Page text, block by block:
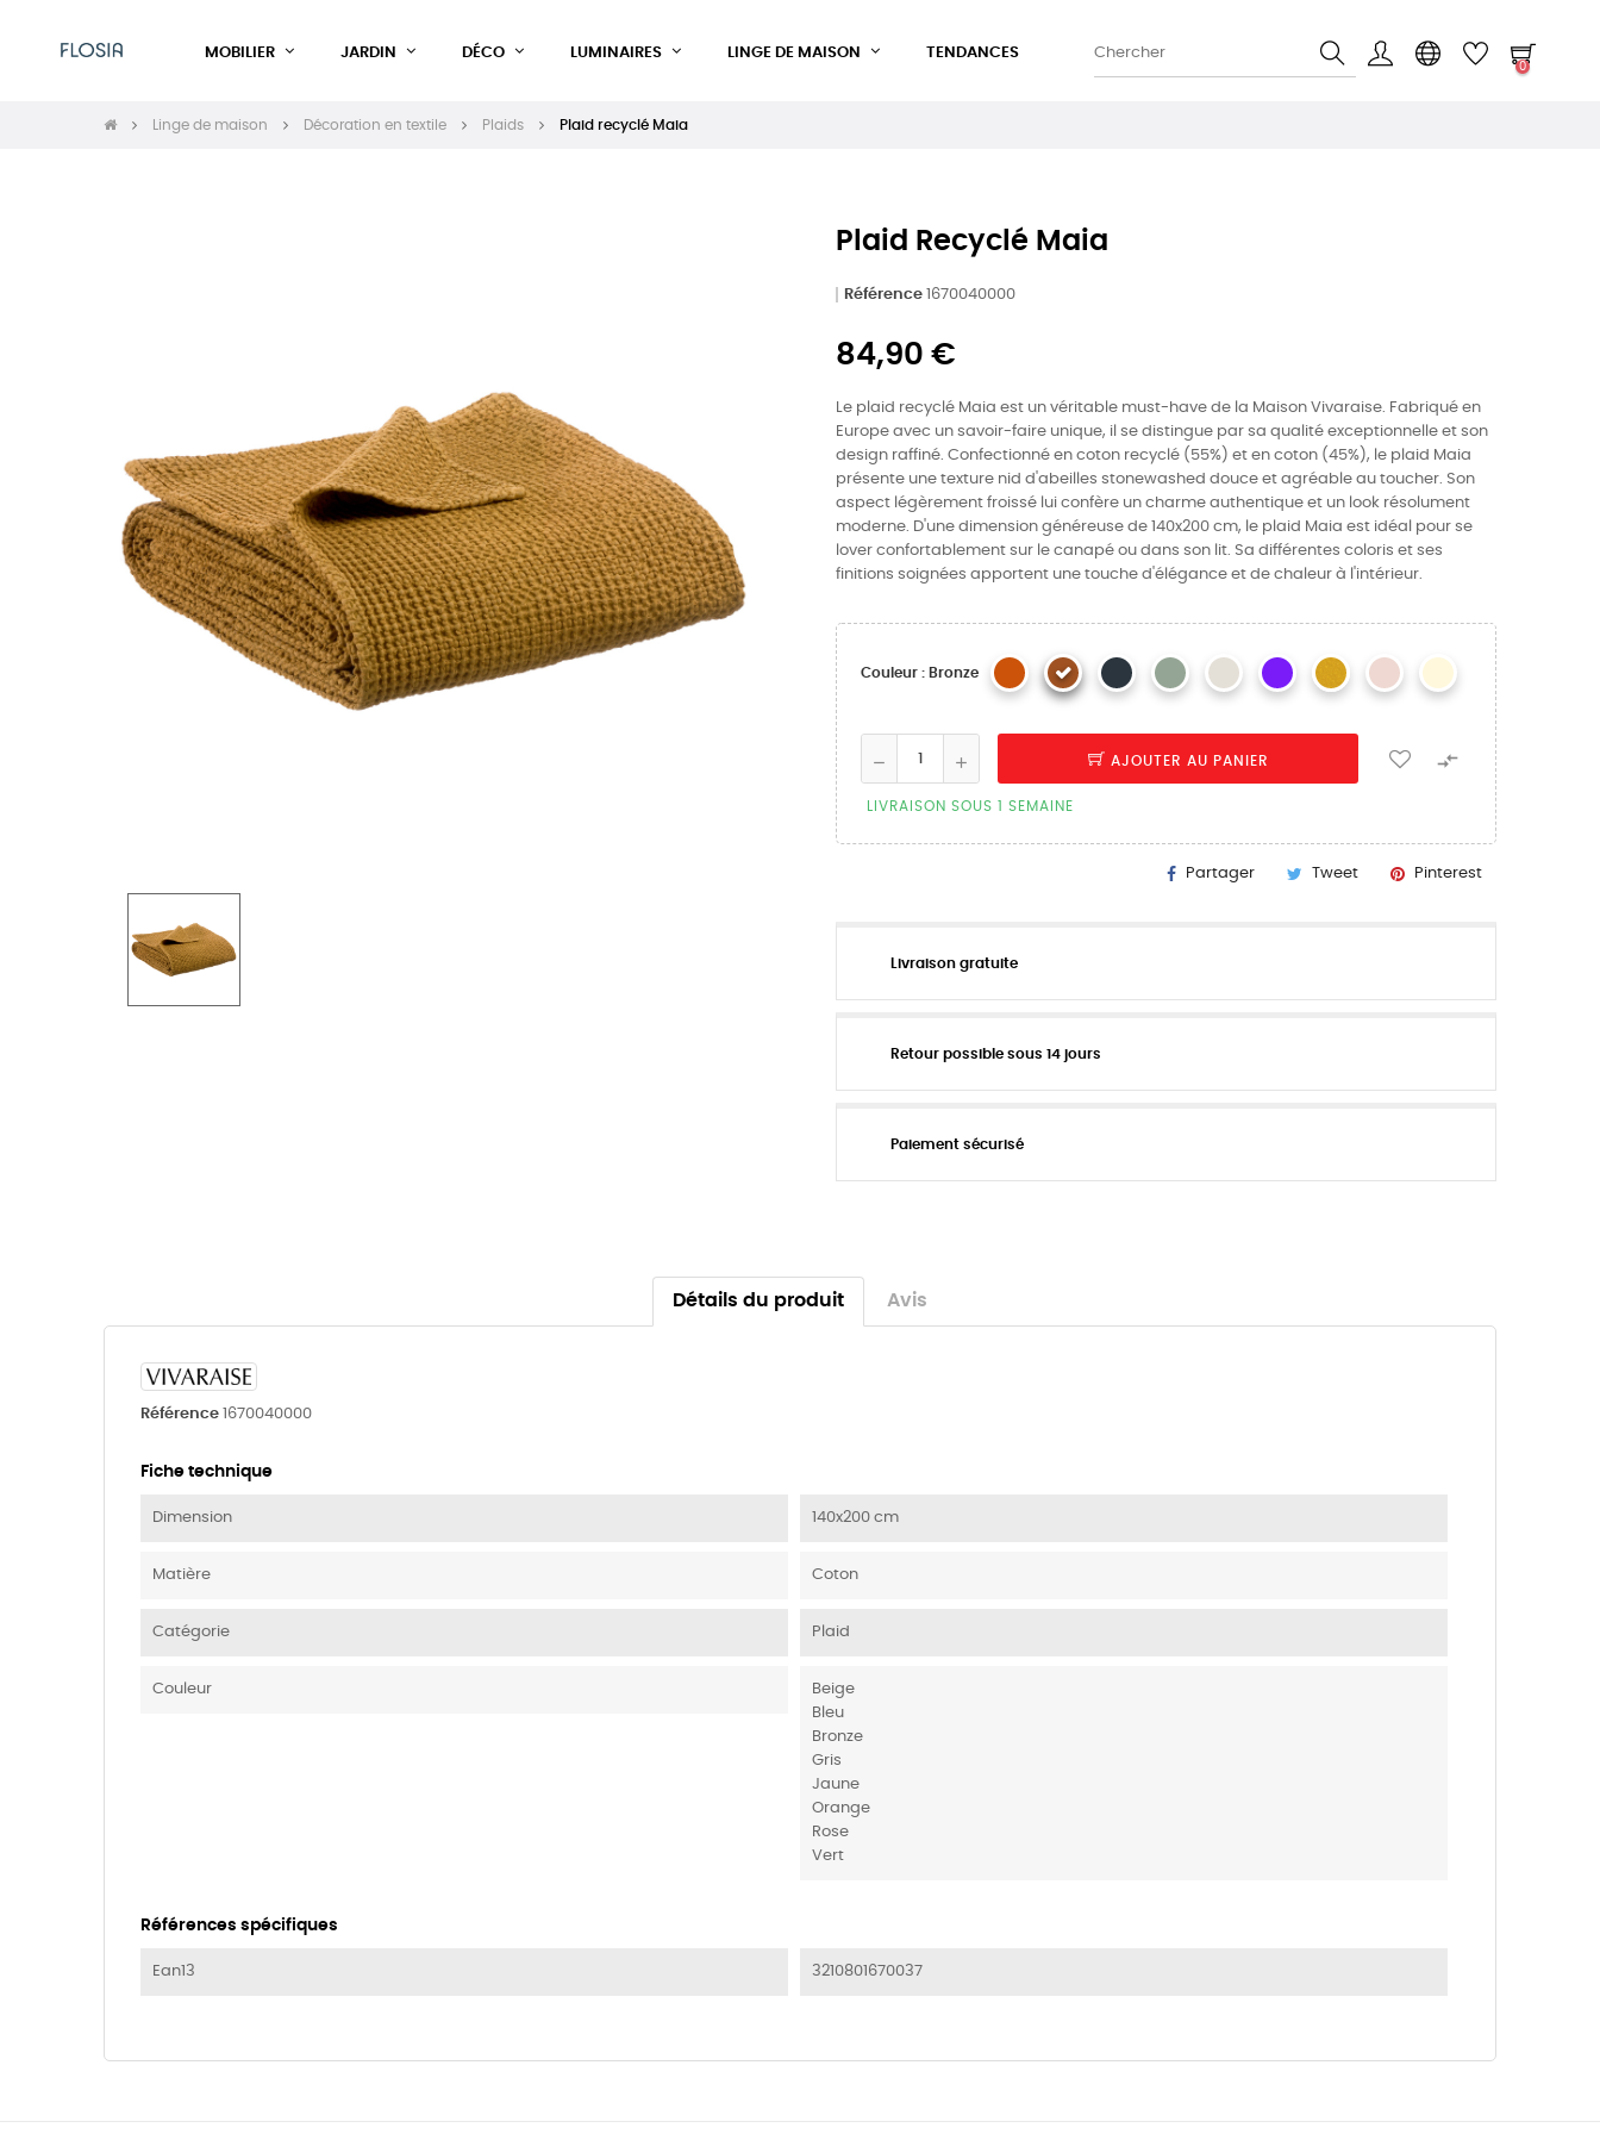
MOBILIER JARDIN DÉCO LUMINAIRES LINGE DE MAISON TENDANCES
0
Linge de maison Décoration en textile Plaids Plaid recyclé Maia
Plaid Recyclé Maia
Référence 1670040000
84,90 €
Le plaid recyclé Maia est un véritable must-have de la Maison Vivaraise. Fabriqué en
Europe avec un savoir-faire unique, il se distingue par sa qualité exceptionnelle et son
design raffiné. Confectionné en coton recyclé (55%) et en coton (45%), le plaid Maia
présente une texture nid d'abeilles stonewashed douce et agréable au toucher. Son
aspect légèrement froissé lui confère un charme authentique et un look résolument
moderne. D'une dimension généreuse de 140x200 cm, le plaid Maia est idéal pour se
lover confortablement sur le canapé ou dans son lit. Sa différentes coloris et ses
finitions soignées apportent une touche d'élégance et de chaleur à l'intérieur.
Couleur : Bronze
AJOUTER AU PANIER 
LIVRAISON SOUS 1 SEMAINE
Partager Tweet Pinterest
Livraison gratuite
Retour possible sous 14 jours
Paiement sécurisé
Détails du produit Avis
Référence 1670040000
Fiche technique
Dimension 140x200 cm
Matière Coton
Catégorie Plaid
Couleur
Beige
Bleu
Bronze
Gris
Jaune
Orange
Rose
Vert
Références spécifiques
Ean13 3210801670037